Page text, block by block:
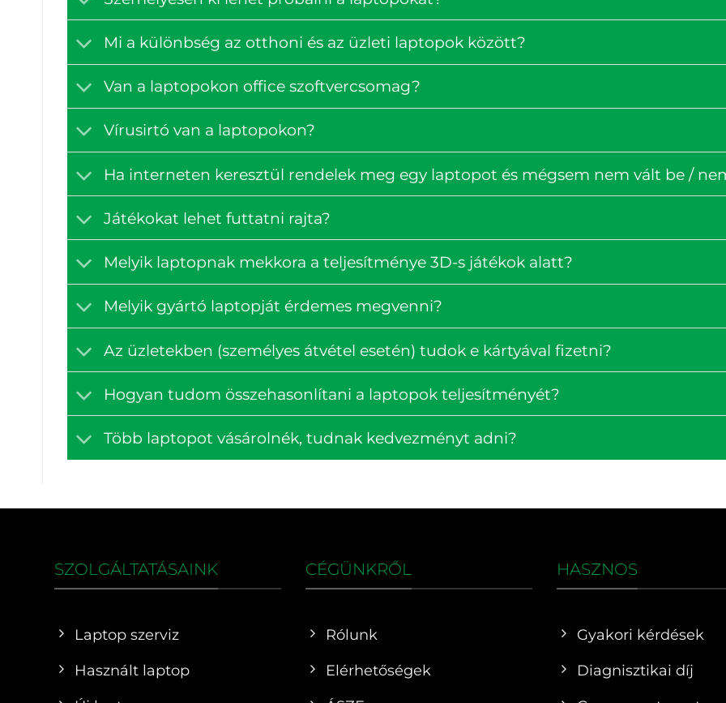
Mi a különbség az otthoni és az üzleti laptopok között?
Van a laptopokon office szoftvercsomag?
Vírusirtó van a laptopokon?
Ha interneten keresztül rendelek meg egy laptopot és mégsem nem vált be /
Játékokat lehet futtatni rajta?
Melyik laptopnak mekkora a teljesítménye 3D-s játékok alatt?
Melyik gyártó laptopját érdemes megvenni?
Az üzletekben (személyes átvétel esetén) tudok e kártyával fizetni?
Hogyan tudom összehasonlítani a laptopok teljesítményét?
Több laptopot vásárolnék, tudnak kedvezményt adni?
SZOLGÁLTATÁSAINK
Laptop szerviz
Használt laptop
CÉGÜNKRŐL
Rólunk
Elérhetőségek
HASZNOS
Gyakori kérdések
Diagnisztikai díj